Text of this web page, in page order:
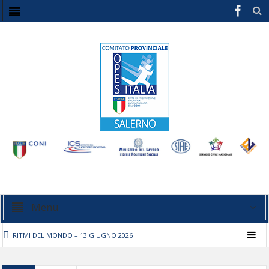
Menu
I RITMI DEL MONDO – 13 GIUGNO 2026